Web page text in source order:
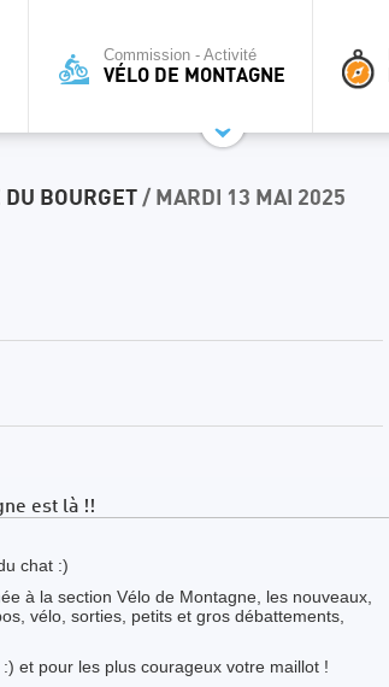
Commission - Activité
VÉLO DE MONTAGNE
BOURGET / MARDI 13 MAI 2025
est là !!
chat :)
à la section Vélo de Montagne, les nouveaux,
vélo, sorties, petits et gros débattements,
et pour les plus courageux votre maillot !